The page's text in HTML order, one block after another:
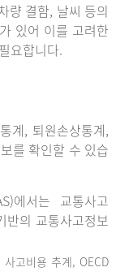
량 결함, 날씨 등의
있어 이를 고려한
요합니다.
계, 퇴원손상통계,
를 확인할 수 있습
에서는 교통사고
반의 교통사고정보
고비용 추계, OECD